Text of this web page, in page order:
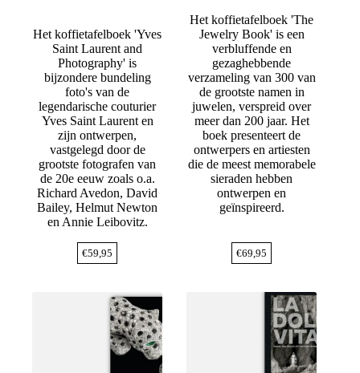
Het koffietafelboek 'Yves
Saint Laurent and
Photography' is
bijzondere bundeling
foto's van de
legendarische couturier
Yves Saint Laurent en
zijn ontwerpen,
vastgelegd door de
grootste fotografen van
de 20e eeuw zoals o.a.
Richard Avedon, David
Bailey, Helmut Newton
en Annie Leibovitz.
€59,95
Het koffietafelboek 'The
Jewelry Book' is een
verbluffende en
gezaghebbende
verzameling van 300 van
de grootste namen in
juwelen, verspreid over
meer dan 200 jaar. Het
boek presenteert de
ontwerpers en artiesten
die de meest memorabele
sieraden hebben
ontwerpen en
geïnspireerd.
€69,95